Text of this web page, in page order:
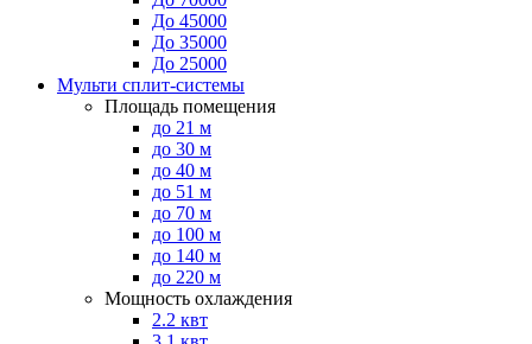
До 45000
До 35000
До 25000
Мульти сплит-системы
Площадь помещения
до 21 м
до 30 м
до 40 м
до 51 м
до 70 м
до 100 м
до 140 м
до 220 м
Мощность охлаждения
2.2 квт